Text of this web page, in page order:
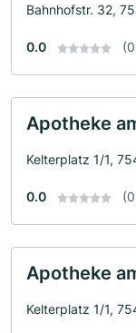
Bahnhofstr. 32,
0.0
Apotheke
Kelterplatz 1/1,
0.0
Apotheke
Kelterplatz 1/1,